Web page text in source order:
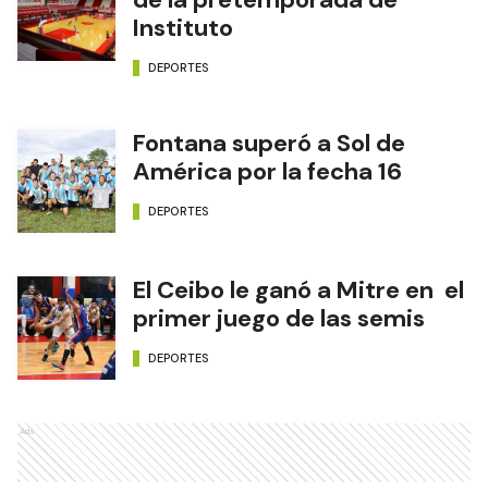
Instituto
DEPORTES
Fontana superó a Sol de
América por la fecha 16
DEPORTES
El Ceibo le ganó a Mitre en el
primer juego de las semis
DEPORTES
Ads